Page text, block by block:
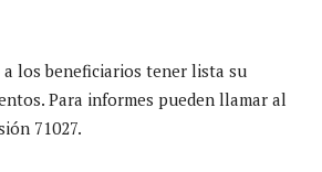
los beneficiarios tener lista su
Para informes pueden llamar al
71027.